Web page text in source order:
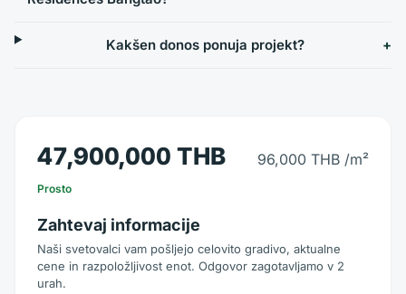
Kakšen donos ponuja projekt?
47,900,000 THB 96,000 THB /m²
Prosto
Zahtevaj informacije
Naši svetovalci vam pošljejo celovito gradivo, aktualne
cene in razpoložljivost enot. Odgovor zagotavljamo v 2
urah.